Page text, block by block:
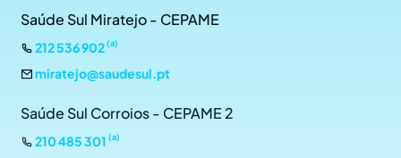
Saúde Sul Miratejo - CEPAME
212 536 902(a)
miratejo@saudesul.pt
Saúde Sul Corroios - CEPAME 2
210 485 301 (a)